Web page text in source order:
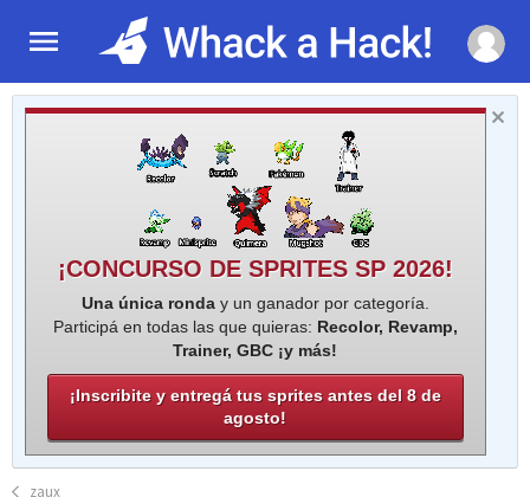
¡CONCURSO DE SPRITES SP 2026!
Una única ronday un ganador por categoría.
Participá en todas las que quieras: Recolor, Revamp,
Trainer, GBC ¡y más!
¡Inscribite y entregá tus sprites antes del 8 de
agosto!
zaux